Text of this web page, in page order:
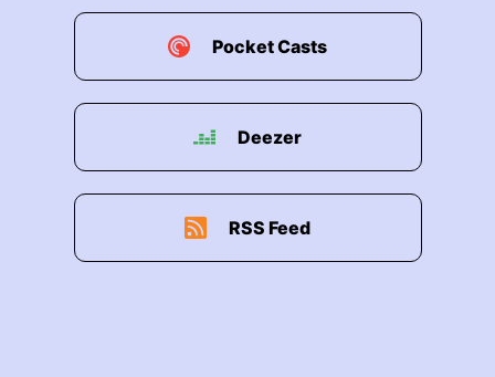
Pocket Casts
Deezer
RSS Feed